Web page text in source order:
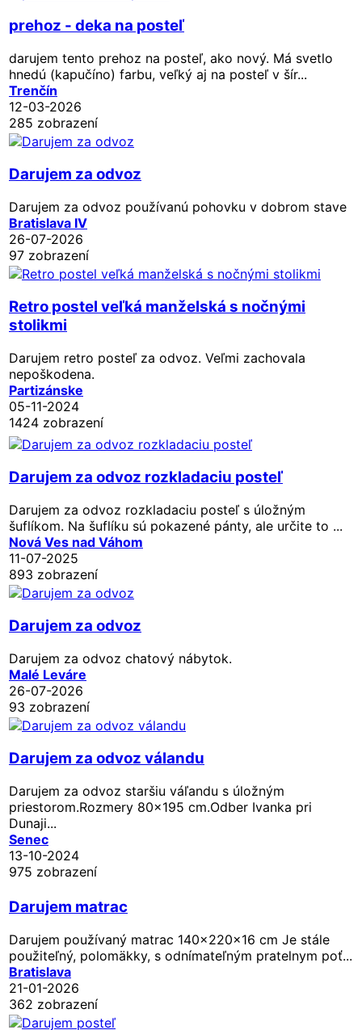
prehoz - deka na posteľ
darujem tento prehoz na posteľ, ako nový. Má svetlo
hnedú (kapučíno) farbu, veľký aj na posteľ v šír...
Trenčín
12-03-2026
285 zobrazení
Darujem za odvoz
Darujem za odvoz používanú pohovku v dobrom stave
Bratislava IV
26-07-2026
97 zobrazení
Retro postel veľká manželská s nočnými
stolikmi
Darujem retro posteľ za odvoz. Veľmi zachovala
nepoškodena.
Partizánske
05-11-2024
1424 zobrazení
Darujem za odvoz rozkladaciu posteľ
Darujem za odvoz rozkladaciu posteľ s úložným
šuflíkom. Na šuflíku sú pokazené pánty, ale určite to ...
Nová Ves nad Váhom
11-07-2025
893 zobrazení
Darujem za odvoz
Darujem za odvoz chatový nábytok.
Malé Leváre
26-07-2026
93 zobrazení
Darujem za odvoz válandu
Darujem za odvoz staršiu váľandu s úložným
priestorom.Rozmery 80x195 cm.Odber Ivanka pri
Dunaji...
Senec
13-10-2024
975 zobrazení
Darujem matrac
Darujem používaný matrac 140x220x16 cm Je stále
použiteľný, polomäkky, s odnímateľným pratelnym poť...
Bratislava
21-01-2026
362 zobrazení